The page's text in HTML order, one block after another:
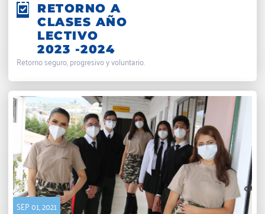
RETORNO A
CLASES AÑO
LECTIVO
2023 -2024
Retorno seguro, progresivo y voluntario.
SEP 01, 2021